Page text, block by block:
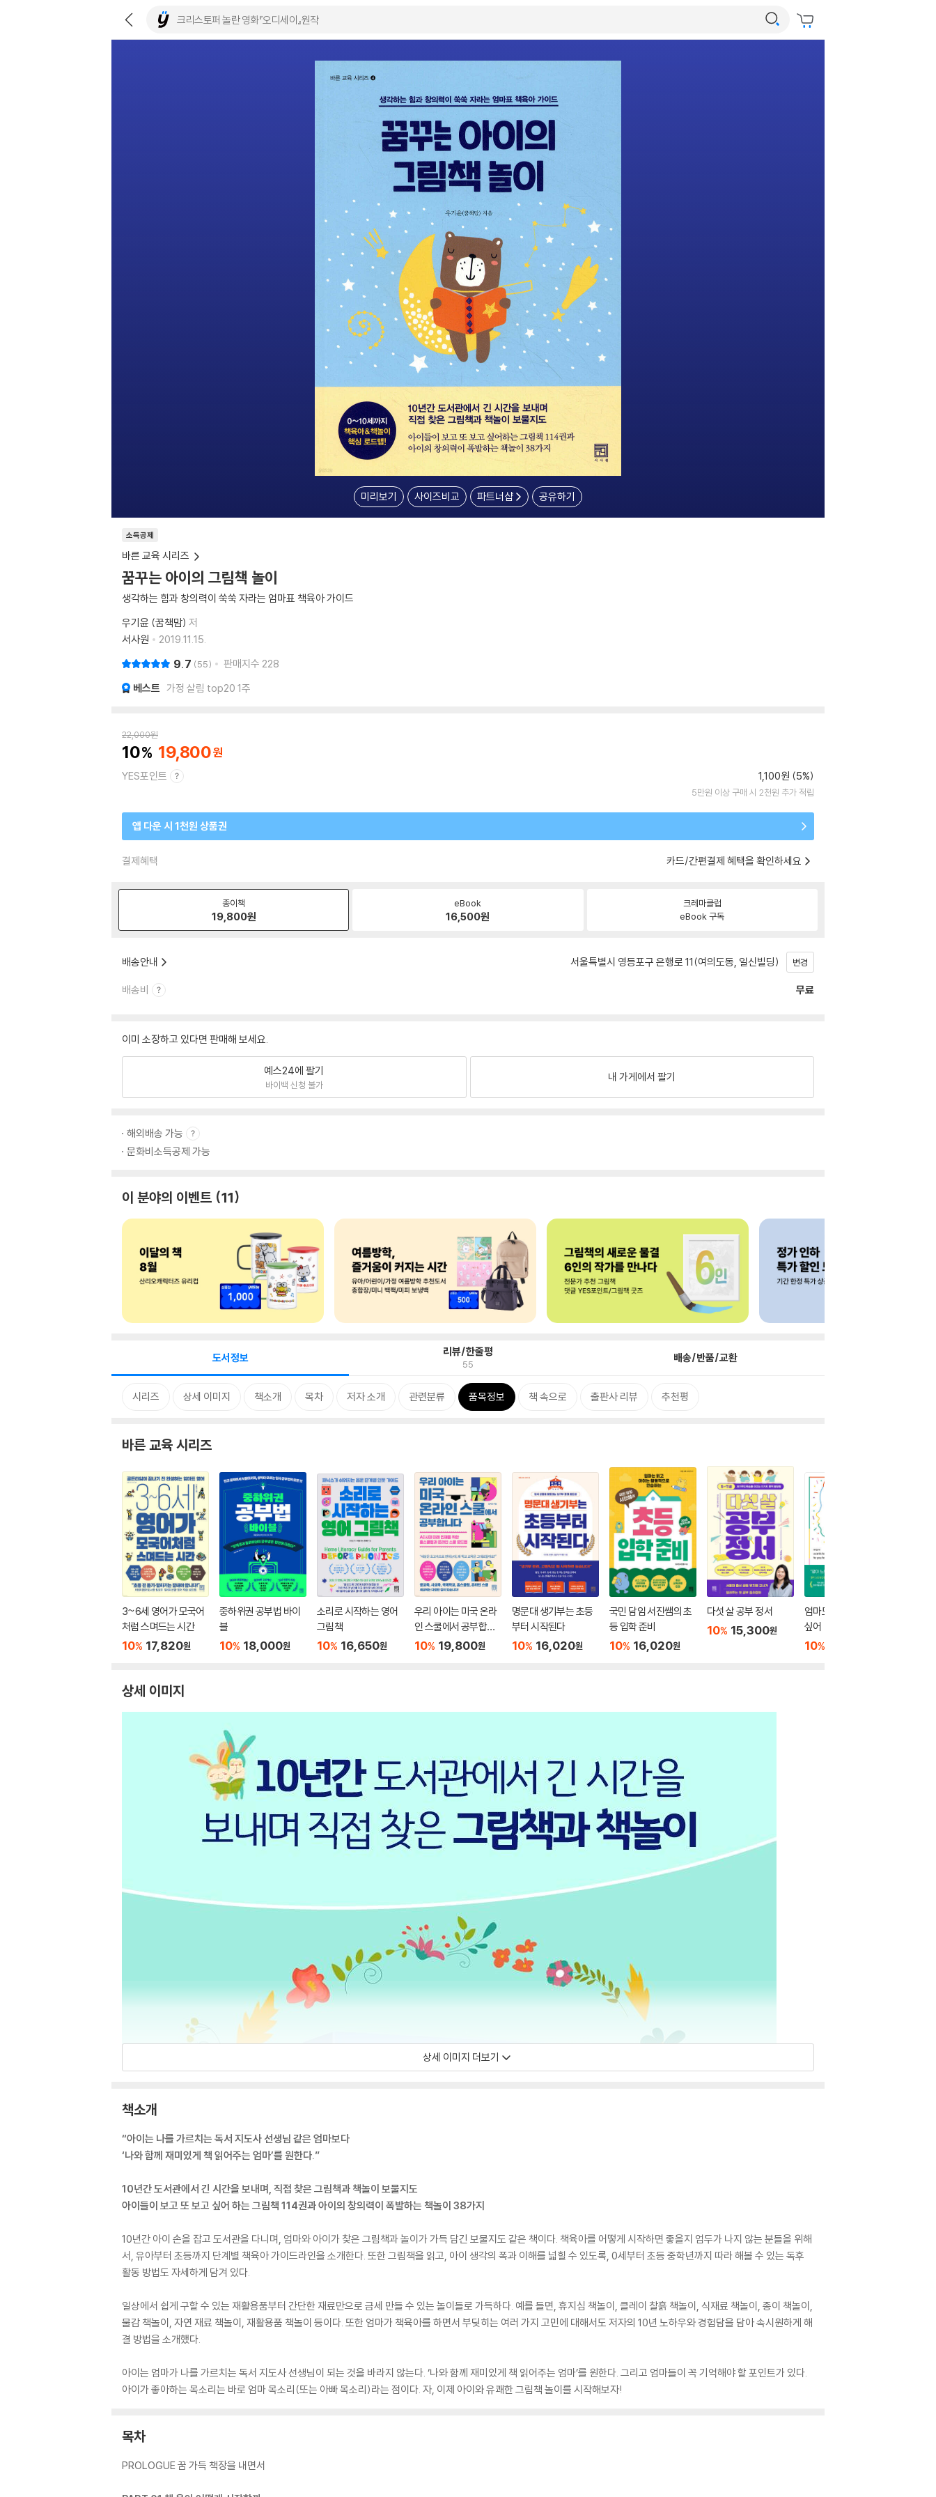
미리보기 사이즈비교 파트너샵 공유하기
소득공제
바른 교육 시리즈
꿈꾸는 아이의 그림책 놀이
생각하는 힘과 창의력이 쑥쑥 자라는 엄마표 책육아 가이드
우기윤 (꿈책맘) 저
서사원
2019.11.15.
9.7 55 판매지수 228
베스트 가정 살림 top20 1주
22,000원
10 19,800
YES포인트 1,100원 (5%)
5만원 이상 구매 시 2천원 추가 적립
앱 다운 시 1천원 상품권
결제혜택 카드/간편결제 혜택을 확인하세요
종이책
19,800원
eBook
16,500원
크레마클럽
eBook 구독
배송안내 서울특별시 영등포구 은행로 11(여의도동, 일신빌딩) 변경
배송비 무료
이미 소장하고 있다면 판매해 보세요.
예스24에 팔기
바이백 신청 불가
내 가게에서 팔기
해외배송 가능
문화비소득공제 가능
이 분야의 이벤트 11
도서정보 리뷰/한줄평
55 배송/반품/교환
시리즈 상세 이미지 책소개 목차 저자 소개 관련분류 품목정보 책 속으로 출판사 리뷰 추천평
바른 교육 시리즈
3~6세 영어가 모국어
처럼 스며드는 시간
10% 17,820원
중하위권 공부법 바이
블
10% 18,000원
소리로 시작하는 영어
그림책
10% 16,650원
우리 아이는 미국 온라
인 스쿨에서 공부합니
다
10% 19,800원
명문대 생기부는 초등
부터 시작된다
10% 16,020원
국민 담임 서진쌤의 초
등 입학 준비
10% 16,020원
다섯 살 공부 정서
10% 15,300원
엄마도 너와 대화하고
싶어
10%
상세 이미지
상세 이미지 더보기
책소개
“아이는 나를 가르치는 독서 지도사 선생님 같은 엄마보다
‘나와 함께 재미있게 책 읽어주는 엄마’를 원한다.”
10년간 도서관에서 긴 시간을 보내며, 직접 찾은 그림책과 책놀이 보물지도
아이들이 보고 또 보고 싶어 하는 그림책 114권과 아이의 창의력이 폭발하는 책놀이 38가지
10년간 아이 손을 잡고 도서관을 다니며, 엄마와 아이가 찾은 그림책과 놀이가 가득 담긴 보물지도 같은 책이다. 책육아를 어떻게 시작하면 좋을지 엄두가 나지 않는 분들을 위해
서, 유아부터 초등까지 단계별 책육아 가이드라인을 소개한다. 또한 그림책을 읽고, 아이 생각의 폭과 이해를 넓힐 수 있도록, 0세부터 초등 중학년까지 따라 해볼 수 있는 독후
활동 방법도 자세하게 담겨 있다.
일상에서 쉽게 구할 수 있는 재활용품부터 간단한 재료만으로 금세 만들 수 있는 놀이들로 가득하다. 예를 들면, 휴지심 책놀이, 클레이 찰흙 책놀이, 식재료 책놀이, 종이 책놀이,
물감 책놀이, 자연 재료 책놀이, 재활용품 책놀이 등이다. 또한 엄마가 책육아를 하면서 부딪히는 여러 가지 고민에 대해서도 저자의 10년 노하우와 경험담을 담아 속시원하게 해
결 방법을 소개했다.
아이는 엄마가 나를 가르치는 독서 지도사 선생님이 되는 것을 바라지 않는다. ‘나와 함께 재미있게 책 읽어주는 엄마’를 원한다. 그리고 엄마들이 꼭 기억해야 할 포인트가 있다.
아이가 좋아하는 목소리는 바로 엄마 목소리(또는 아빠 목소리)라는 점이다. 자, 이제 아이와 유쾌한 그림책 놀이를 시작해보자!
목차
PROLOGUE 꿈 가득 책장을 내면서